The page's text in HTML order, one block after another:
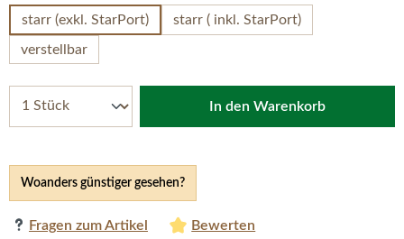
Woanders günstiger gesehen?
Fragen zum Artikel Bewerten
starr (exkl. StarPort) starr ( inkl. StarPort)
verstellbar
In den Warenkorb